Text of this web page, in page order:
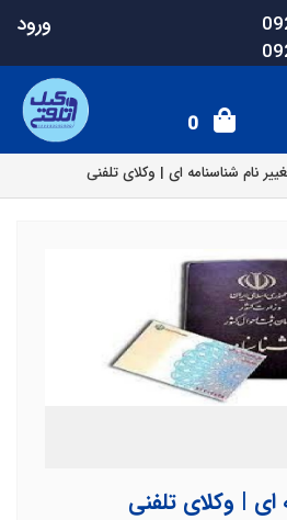
ورود
0
نام شناسنامه ای | وکلای تلفنی
ای | وکلای تلفنی